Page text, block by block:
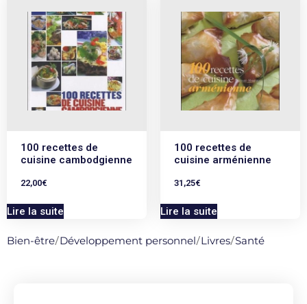
100 recettes de
cuisine cambodgienne
22,00€
Lire la suite
100 recettes de
cuisine arménienne
31,25€
Lire la suite
Bien-être/Développement personnel/Livres/Santé